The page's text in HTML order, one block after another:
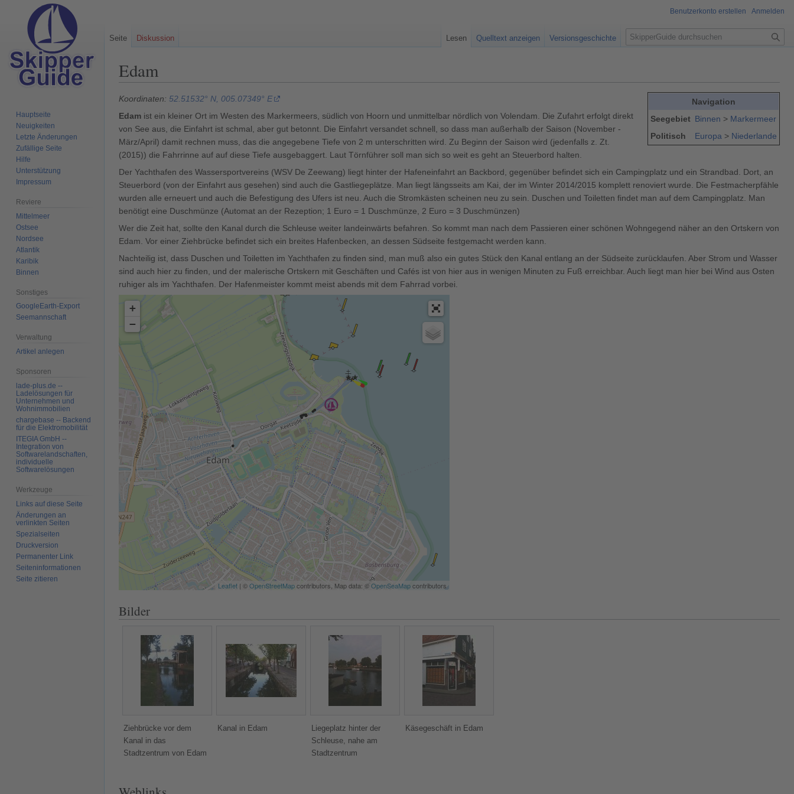
Edam
Zur
Navigation
springen
Zur
Suche
springen
Navigation
Seegebiet Binnen > Markermeer
Politisch
Europa > Niederlande
Koordinaten: 52.51532° N, 005.07349° E
Edam ist ein kleiner Ort im Westen des Markermeers, südlich von Hoorn und unmittelbar nördlich von Volendam. Die Zufahrt erfolgt direkt
von See aus, die Einfahrt ist schmal, aber gut betonnt. Die Einfahrt versandet schnell, so dass man außerhalb der Saison (November -
März/April) damit rechnen muss, das die angegebene Tiefe von 2 m unterschritten wird. Zu Beginn der Saison wird (jedenfalls z. Zt.
(2015)) die Fahrrinne auf auf diese Tiefe ausgebaggert. Laut Törnführer soll man sich so weit es geht an Steuerbord halten.
Der Yachthafen des Wassersportvereins (WSV De Zeewang) liegt hinter der Hafeneinfahrt an Backbord, gegenüber befindet sich ein Campingplatz und ein Strandbad. Dort, an
Steuerbord (von der Einfahrt aus gesehen) sind auch die Gastliegeplätze. Man liegt längsseits am Kai, der im Winter 2014/2015 komplett renoviert wurde. Die Festmacherpfähle
wurden alle erneuert und auch die Befestigung des Ufers ist neu. Auch die Stromkästen scheinen neu zu sein. Duschen und Toiletten findet man auf dem Campingplatz. Man
benötigt eine Duschmünze (Automat an der Rezeption; 1 Euro = 1 Duschmünze, 2 Euro = 3 Duschmünzen)
Wer die Zeit hat, sollte den Kanal durch die Schleuse weiter landeinwärts befahren. So kommt man nach dem Passieren einer schönen Wohngegend näher an den Ortskern von
Edam. Vor einer Ziehbrücke befindet sich ein breites Hafenbecken, an dessen Südseite festgemacht werden kann.
Nachteilig ist, dass Duschen und Toiletten im Yachthafen zu finden sind, man muß also ein gutes Stück den Kanal entlang an der Südseite zurücklaufen. Aber Strom und Wasser
sind auch hier zu finden, und der malerische Ortskern mit Geschäften und Cafés ist von hier aus in wenigen Minuten zu Fuß erreichbar. Auch liegt man hier bei Wind aus Osten
ruhiger als im Yachthafen. Der Hafenmeister kommt meist abends mit dem Fahrrad vorbei.
+
−
Leaflet| ©OpenStreetMapcontributors, Map data: ©OpenSeaMapcontributors
Bilder
Ziehbrücke vor dem
Kanal in das
Stadtzentrum von Edam
Kanal in Edam
Liegeplatz hinter der
Schleuse, nahe am
Stadtzentrum
Käsegeschäft in Edam
Benutzerkonto erstellen Anmelden
Seite Diskussion Lesen Quelltext anzeigen Versionsgeschichte
S
u
e
Hauptseite
Neuigkeiten
Letzte Änderungen
Zufällige Seite
Hilfe
Unterstützung
Impressum
Reviere
Mittelmeer
Ostsee
Nordsee
Atlantik
Karibik
Binnen
Sonstiges
GoogleEarth-Export
Seemannschaft
Verwaltung
Artikel anlegen
Sponsoren
lade-plus.de --
Ladelösungen für
Unternehmen und
Wohnimmobilien
chargebase -- Backend
für die Elektromobilität
ITEGIA GmbH --
Integration von
Softwarelandschaften,
individuelle
Softwarelösungen
Werkzeuge
Links auf diese Seite
Änderungen an
verlinkten Seiten
Spezialseiten
Druckversion
Permanenter Link
Seiten­­informationen
Seite zitieren